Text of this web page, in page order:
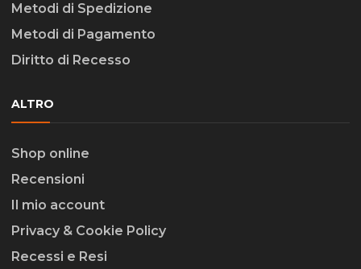
Metodi di Spedizione
Metodi di Pagamento
Diritto di Recesso
ALTRO
Shop online
Recensioni
Il mio account
Privacy & Cookie Policy
Recessi e Resi